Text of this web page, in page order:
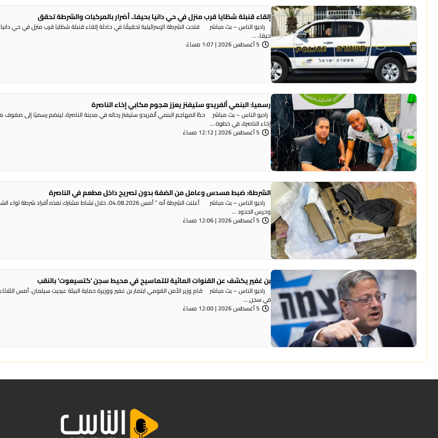
إلقاء قنبلة شظايا قرب منزل في حي دانيا بحيفا.. أضرار بالمركبات والشرطة تحقق
راديو الناس – بث مباشر فتحت الشرطة الإسرائيلية تحقيقًا في حادثة إلقاء قنبلة شظايا قرب منزل في حي دانيا
حيفا، ...
5 أغسطس 2026 | 1:07 مساءً
رسميا: البنمي ألفريدو ستيفنز يعزز هجوم مكابي إخاء الناصرة
راديو الناس – بث مباشر حطّ المهاجم البنمي ألفريدو ستيفنز رحاله في مدينة الناصرة، لينضم رسميًا إلى صفوف
إخاء الناصرة، في خطوة ...
5 أغسطس 2026 | 12:12 مساءً
الشرطة: ضبط مسدس وعامل من الضفة بدون تصريح داخل مطعم في الناصرة
راديو الناس – بث مباشر أعلنت الشرطة أنه ” أمس 04.08.2026، خلال نشاط مشترك نفذه أفراد شرطة
وحرس الحدود ...
5 أغسطس 2026 | 12:06 مساءً
بن غفير يكشف عن القنوات المائية للتماسيح في محيط سجن ‘كتسيعوت‘ بالنقب
راديو الناس – بث مباشر قام وزير الأمن القومي ايتمار بن غفير ووزيرة حماية البيئة عيديت سيلمان، أمس
في سجن ...
5 أغسطس 2026 | 12:00 مساءً